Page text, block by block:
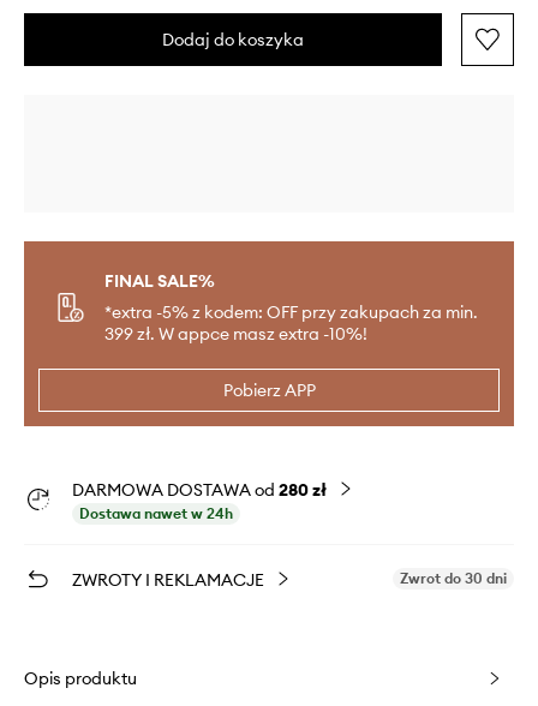
Dodaj do koszyka
FINAL SALE%
*extra -5% z kodem: OFF przy zakupach za min.
399 zł. W appce masz extra -10%!
Pobierz APP
DARMOWA DOSTAWA od 280 zł
Dostawa nawet w 24h
ZWROTY I REKLAMACJE Zwrot do 30 dni
Opis produktu